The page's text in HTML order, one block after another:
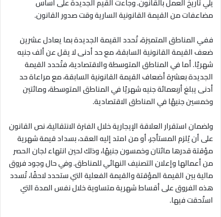
مضاعفات من القيمة القانونية السارية وقت صدور القانون.
ففي المناطق المتميزة، تُحدد القيمة الجديدة بما يعادل عشرين
ضعف القيمة القانونية السابقة، مع حد أدنى لا يقل عن ألف جنيه
شهريًا. أما في المناطق المتوسطة والاقتصادية، فتُحدد القيمة
الجديدة بعشرة أضعاف القيمة القانونية السابقة، مع مراعاة حد
أدنى يبلغ أربعمائة جنيه شهريًا في المناطق المتوسطة، ومائتين
وخمسين جنيهًا في المناطق الاقتصادية.
ولضمان استقرار العلاقة الإيجارية خلال الفترة الانتقالية، نص القانون
على أن يُلزم المستأجر، أو من امتد إليه العقد، بسداد قيمة شهرية
مؤقتة قدرها مائتان وخمسون جنيهًا، وذلك لحين انتهاء لجان الحصر
من أعمالها وإعلان التصنيف النهائي للمناطق. وفي حال وجود فروق
مالية بين القيمة المؤقتة والقيمة الفعلية التي ستحدد لاحقًا، تُسدد
هذه الفروق على أقساط شهرية متساوية خلال نفس المدة التي
استُحقت فيها.